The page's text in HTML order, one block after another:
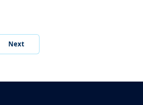
Next